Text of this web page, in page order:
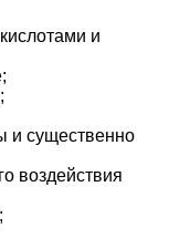
и
и существенно
воздействия